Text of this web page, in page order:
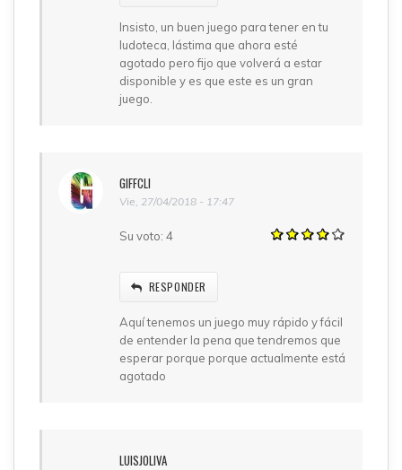
Insisto, un buen juego para tener en tu
ludoteca, lástima que ahora esté
agotado pero fijo que volverá a estar
disponible y es que este es un gran
juego.
GIFFCLI
Vie, 27/04/2018 - 17:47
Su voto: 4
RESPONDER
Aquí tenemos un juego muy rápido y fácil
de entender la pena que tendremos que
esperar porque porque actualmente está
agotado
LUISJOLIVA